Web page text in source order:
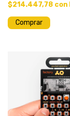
$214.447,78 con